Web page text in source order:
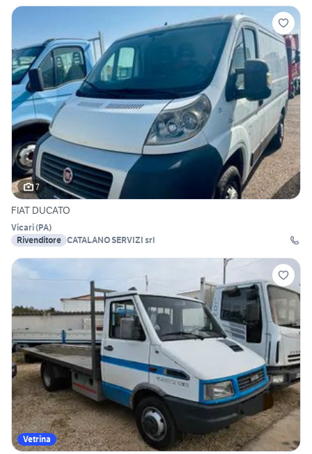
7
FIAT DUCATO
Vicari(PA)
Rivenditore CATALANO SERVIZI srl
Vetrina